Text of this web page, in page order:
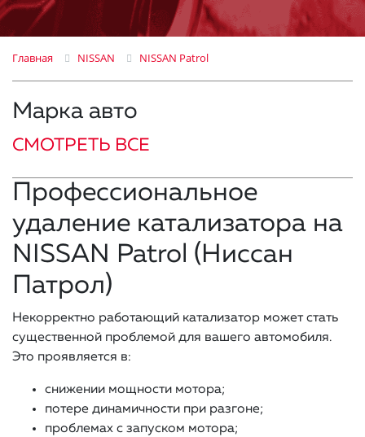
Главная NISSAN NISSAN Patrol
Марка авто
СМОТРЕТЬ ВСЕ
Профессиональное
удаление катализатора на
NISSAN Patrol (Ниссан
Патрол)
Некорректно работающий катализатор может стать
существенной проблемой для вашего автомобиля.
Это проявляется в:
снижении мощности мотора;
потере динамичности при разгоне;
проблемах с запуском мотора;